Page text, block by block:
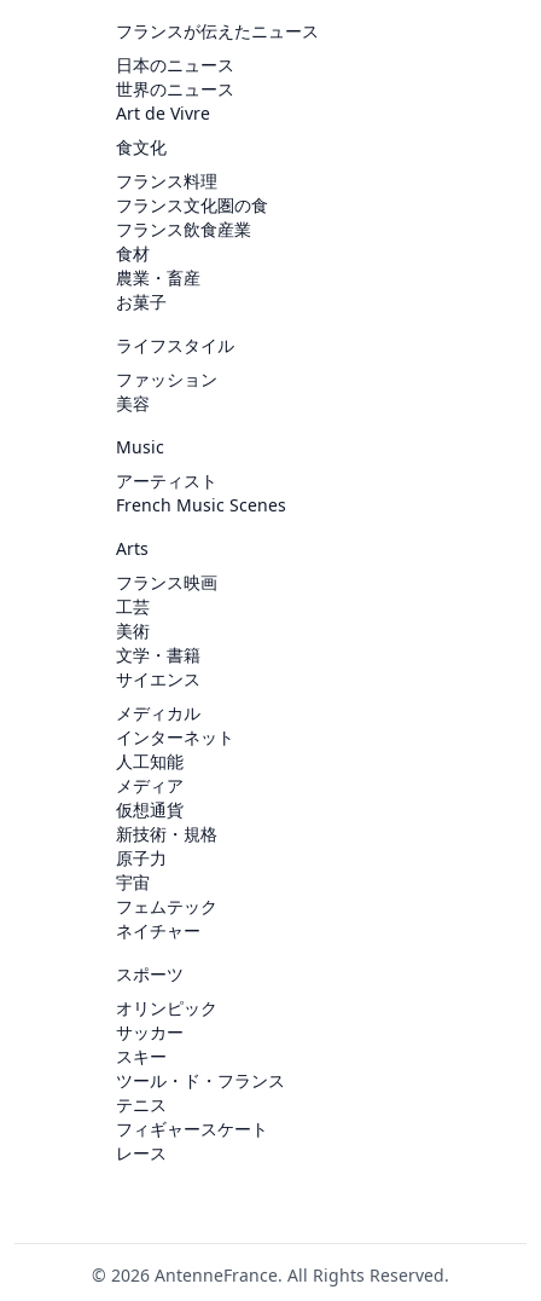
フランスが伝えたニュース
日本のニュース
世界のニュース
Art de Vivre
食文化
フランス料理
フランス文化圏の食
フランス飲食産業
食材
農業・畜産
お菓子
ライフスタイル
ファッション
美容
Music
アーティスト
French Music Scenes
Arts
フランス映画
工芸
美術
文学・書籍
サイエンス
メディカル
インターネット
人工知能
メディア
仮想通貨
新技術・規格
原子力
宇宙
フェムテック
ネイチャー
スポーツ
オリンピック
サッカー
スキー
ツール・ド・フランス
テニス
フィギャースケート
レース
© 2026 AntenneFrance. All Rights Reserved.